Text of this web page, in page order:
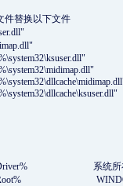
件替换以下文件
系统所在分
WINDODWS